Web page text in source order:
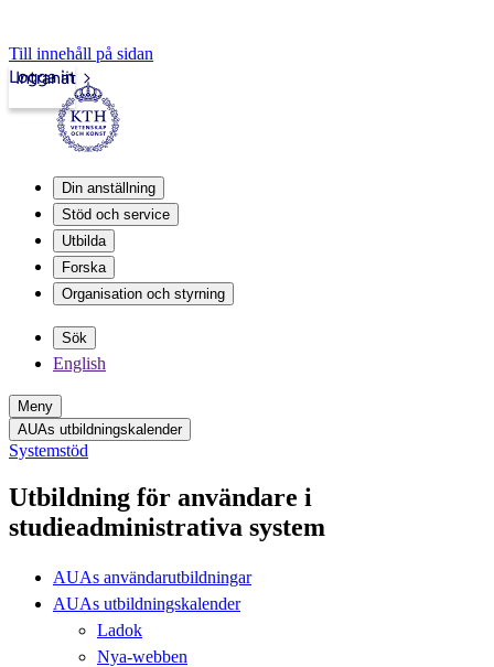
Till innehåll på sidan
Intranät
Logga in
Din anställning
Stöd och service
Utbilda
Forska
Organisation och styrning
Sök
English
Meny
AUAs utbildningskalender
Systemstöd
Utbildning för användare i
studieadministrativa system
AUAs användarutbildningar
AUAs utbildningskalender
Ladok
Nya-webben